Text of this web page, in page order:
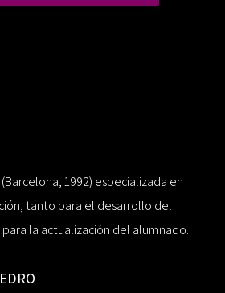
1992) especializada en
tanto para el desarrollo del
la actualización del alumnado.